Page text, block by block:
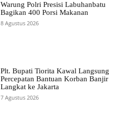
Warung Polri Presisi Labuhanbatu
Bagikan 400 Porsi Makanan
8 Agustus 2026
Plt. Bupati Tiorita Kawal Langsung
Percepatan Bantuan Korban Banjir
Langkat ke Jakarta
7 Agustus 2026